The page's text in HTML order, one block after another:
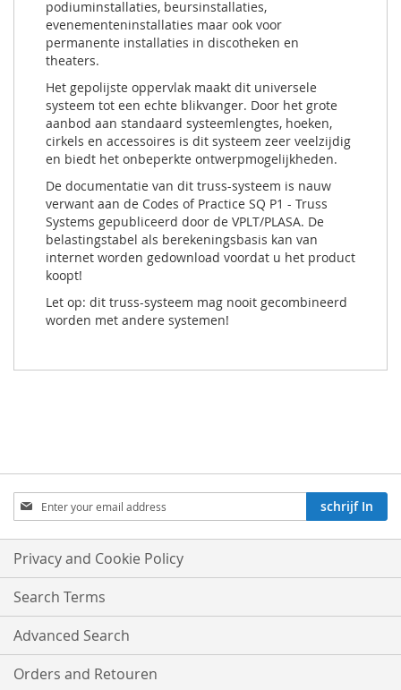
podiuminstallaties, beursinstallaties,
evenementeninstallaties maar ook voor
permanente installaties in discotheken en
theaters.
Het gepolijste oppervlak maakt dit universele
systeem tot een echte blikvanger. Door het grote
aanbod aan standaard systeemlengtes, hoeken,
cirkels en accessoires is dit systeem zeer veelzijdig
en biedt het onbeperkte ontwerpmogelijkheden.
De documentatie van dit truss-systeem is nauw
verwant aan de Codes of Practice SQ P1 - Truss
Systems gepubliceerd door de VPLT/PLASA. De
belastingstabel als berekeningsbasis kan van
internet worden gedownload voordat u het product
koopt!
Let op: dit truss-systeem mag nooit gecombineerd
worden met andere systemen!
Aboneren
op
onze
nieuwsbrief:
schrijf In
Privacy and Cookie Policy
Search Terms
Advanced Search
Orders and Retouren